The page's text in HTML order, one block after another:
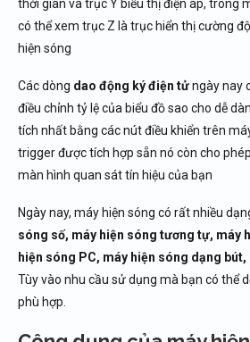
thời gian và trục Y biểu thị điện áp, trong
có thể xem trục Z là trục hiển thị cường
hiện sóng
Các dòng dao động ký điện tửngày nay
điều chỉnh tỷ lệ của biểu đồ sao cho dễ
tích nhất bằng các nút điều khiển trên
trigger được tích hợp sẵn nó còn cho
màn hình quan sát tín hiệu của bạn
Ngày nay, máy hiện sóng có rất nhiều
sóng số, máy hiện sóng tương tự, máy
hiện sóng PC, máy hiện sóng dạng bút,
Tùy vào nhu cầu sử dụng mà bạn có thể
phù hợp.